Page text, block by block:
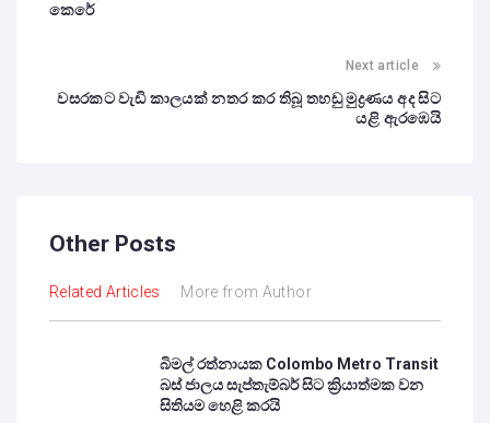
කෙරේ
Next article
වසරකට වැඩි කාලයක් නතර කර තිබූ තහඩු මුද්‍රණය අද සිට
යළි ඇරඹෙයි
Other Posts
Related Articles More from Author
බිමල් රත්නායක Colombo Metro Transit
බස් ජාලය සැප්තැම්බර් සිට ක්‍රියාත්මක වන
සිතියම හෙළි කරයි